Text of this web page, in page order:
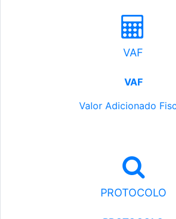
VAF
VAF
Valor Adicionado
PROTOCOLO